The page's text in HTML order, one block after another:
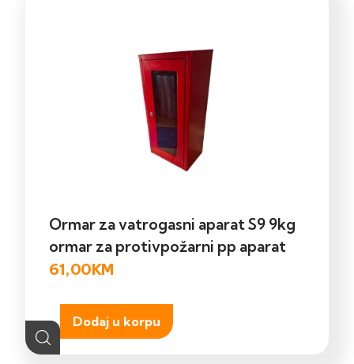
Ormar za vatrogasni aparat S9 9kg
ormar za protivpožarni pp aparat
61,00KM
Dodaj u korpu